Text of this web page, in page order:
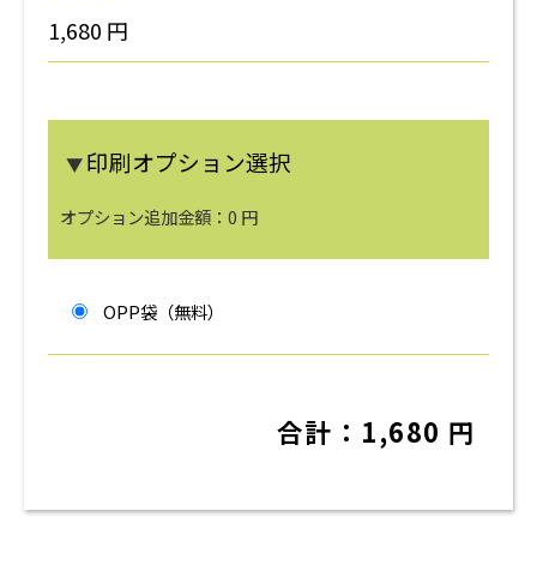
1,680 円
▼印刷オプション選択
オプション追加金額： 0 円
OPP袋（無料）
合計： 1,680 円